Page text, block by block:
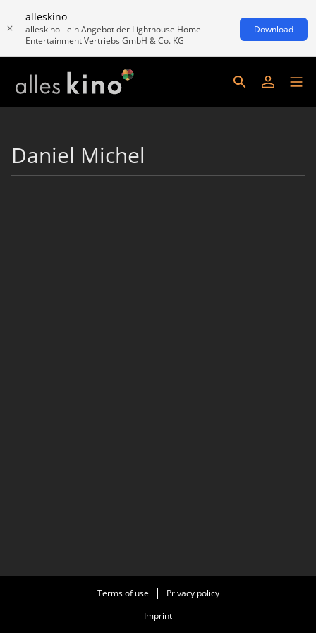
alleskino
alleskino - ein Angebot der Lighthouse Home
Entertainment Vertriebs GmbH & Co. KG
Download
Daniel Michel
Terms of use
Privacy policy
Imprint